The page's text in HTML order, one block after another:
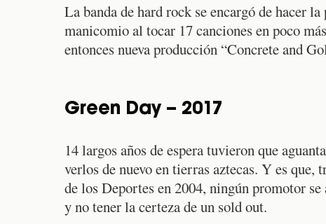
La banda de hard rock se encargó de hacer
manicomio al tocar 17 canciones en poco
entonces nueva producción “Concrete and
Green Day – 2017
14 largos años de espera tuvieron que
verlos de nuevo en tierras aztecas. Y es
de los Deportes en 2004, ningún promotor
y no tener la certeza de un sold out.